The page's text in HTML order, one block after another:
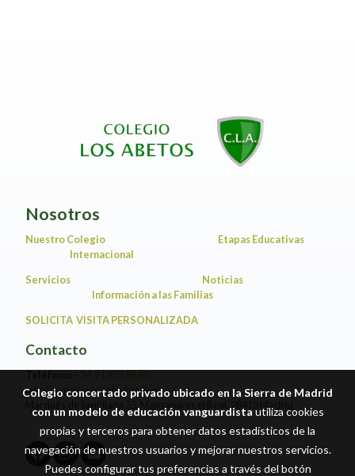
Nosotros
Nuestro Colegio
Etapas Educativas
Internacional
Servicios
Noticias
Información a las Familias
SOLICITA VISITA PERSONALIZADA
Contacto
info@colegiolosabetos.com
Colegio concertado privado ubicado en la Sierra de Madrid
con un modelo de educación vanguardista utiliza cookies
propias y terceros para obtener datos estadísticos de la
navegación de nuestros usuarios y mejorar nuestros servicios.
Puedes configurar tus preferencias a través del botón